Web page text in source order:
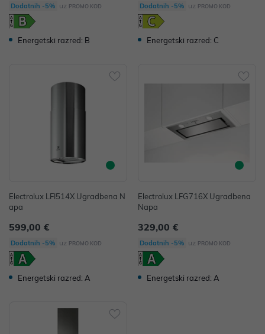
Dodatnih -5% uz PROMO KOD
Energetski razred: B
Dodatnih -5% uz PROMO KOD
Energetski razred: C
Electrolux LFI514X Ugradbena N
apa
599,00 €
Dodatnih -5% uz PROMO KOD
Energetski razred: A
Electrolux LFG716X Ugradbena
Napa
329,00 €
Dodatnih -5% uz PROMO KOD
Energetski razred: A